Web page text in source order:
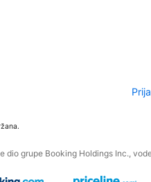
dio grupe Booking Holdings Inc.,